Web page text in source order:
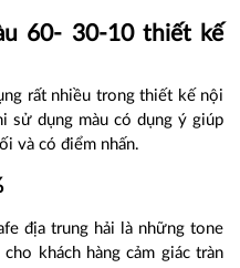
60- 30-10 thiết kế
rất nhiều trong thiết kế nội
sử dụng màu có dụng ý giúp
và có điểm nhấn.
địa trung hải là những tone
khách hàng cảm giác tràn